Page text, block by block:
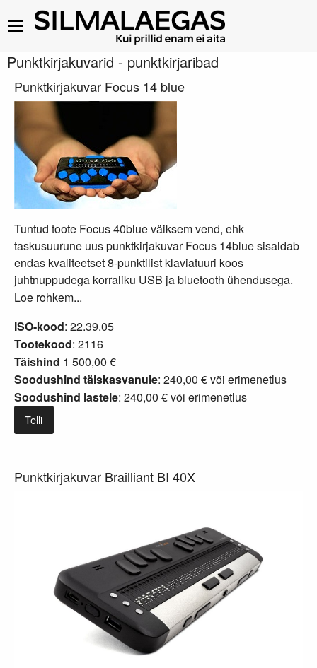
Punktkirjakuvarid - punktkirjaribad
Punktkirjakuvar Focus 14 blue
Tuntud toote Focus 40blue väiksem vend, ehk
taskusuurune uus punktkirjakuvar Focus 14blue sisaldab
endas kvaliteetset 8-punktilist klaviatuuri koos
juhtnuppudega korraliku USB ja bluetooth ühendusega.
Loe rohkem...
ISO-kood: 22.39.05
Tootekood: 2116
Täishind 1 500,00 €
Soodushind täiskasvanule: 240,00 € või erimenetlus
Soodushind lastele: 240,00 € või erimenetlus
Telli
Punktkirjakuvar Brailliant BI 40X